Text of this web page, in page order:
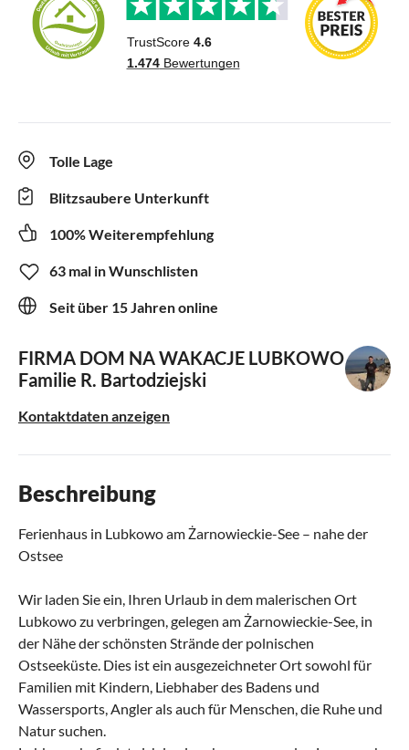
Tolle Lage
Blitzsaubere Unterkunft
100% Weiterempfehlung
63 mal in Wunschlisten
Seit über 15 Jahren online
FIRMA DOM NA WAKACJE LUBKOWO
Familie R. Bartodziejski
Kontaktdaten anzeigen
Beschreibung
Ferienhaus in Lubkowo am Żarnowieckie-See – nahe der
Ostsee
Wir laden Sie ein, Ihren Urlaub in dem malerischen Ort
Lubkowo zu verbringen, gelegen am Żarnowieckie-See, in
der Nähe der schönsten Strände der polnischen
Ostseeküste. Dies ist ein ausgezeichneter Ort sowohl für
Familien mit Kindern, Liebhaber des Badens und
Wassersports, Angler als auch für Menschen, die Ruhe und
Natur suchen.